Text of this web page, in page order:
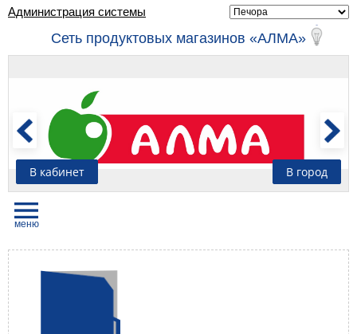
Администрация системы
Сеть продуктовых магазинов «АЛМА»
В кабинет В город